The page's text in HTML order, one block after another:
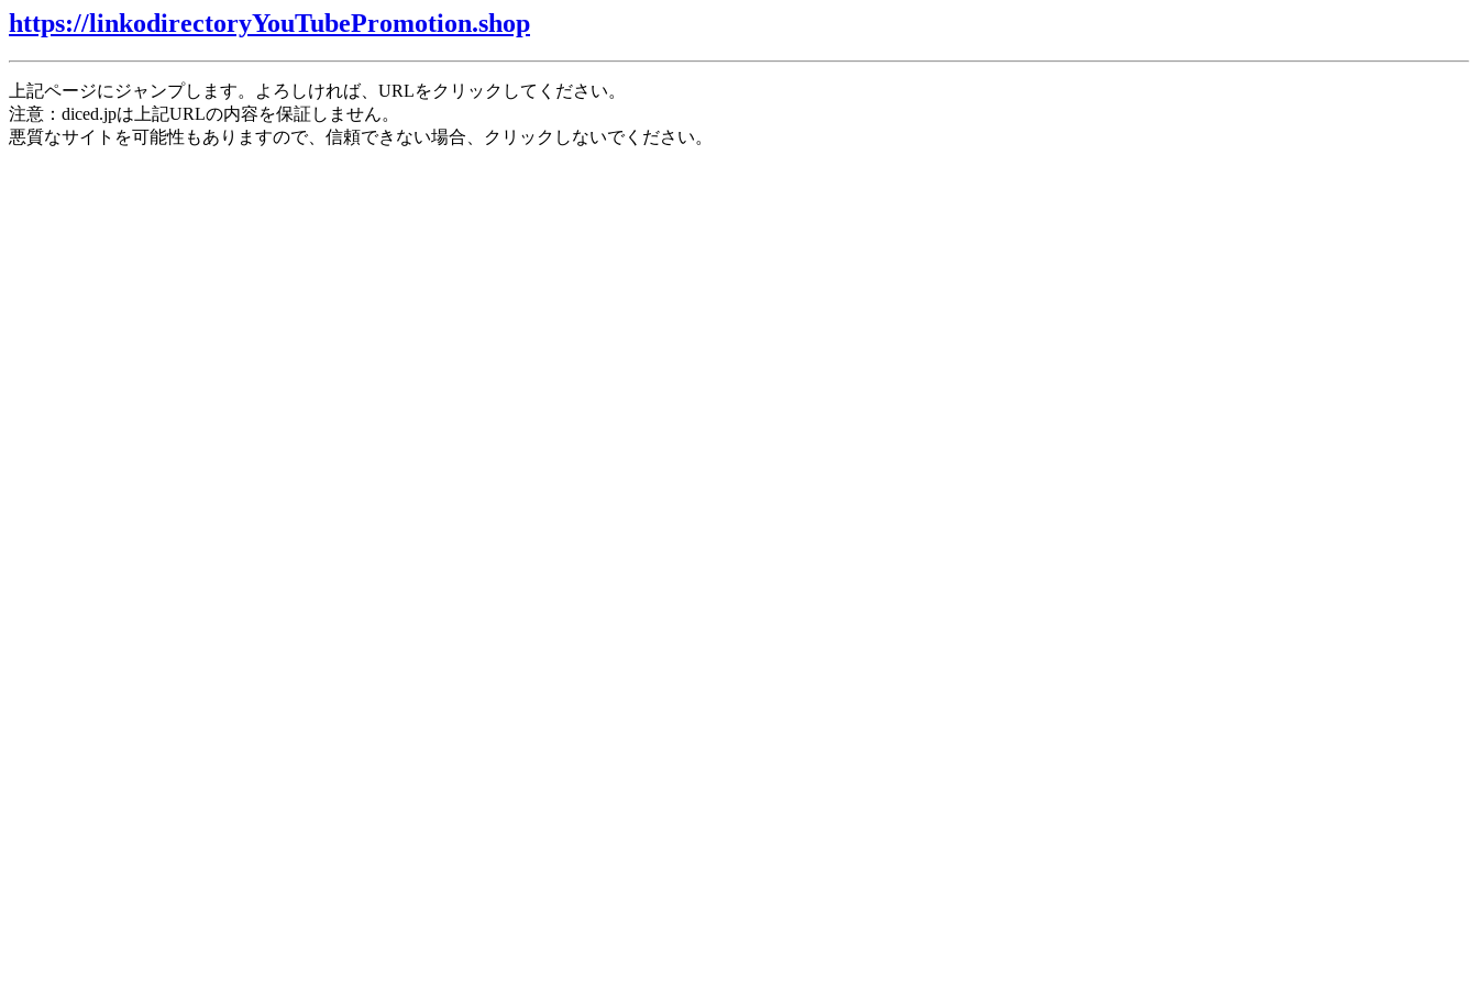
https://linkodirectoryYouTubePromotion.shop
上記ページにジャンプします。よろしければ、URLをクリックしてください。
注意：diced.jpは上記URLの内容を保証しません。
悪質なサイトを可能性もありますので、信頼できない場合、クリックしないでください。